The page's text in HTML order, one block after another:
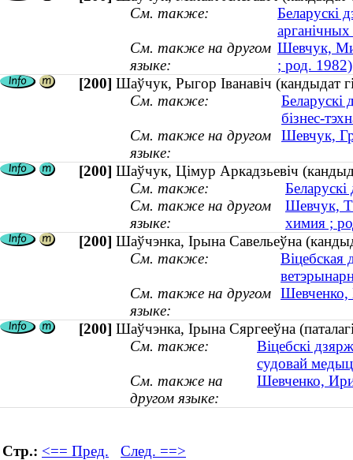
См. также:
Беларускі
См. также на другом
языке:
Шевчук,
; род. 1982)
[200] Шаўчук, Рыгор Іванавіч (кандыдат
См. также:
Беларускі
бізнес-
См. также на другом
языке:
Шевчук,
[200] Шаўчук, Цiмур Аркадзьевiч
См. также:
См. также на другом
языке:
Шевчук,
химия ;
[200] Шаўчэнка, Ірына Савельеўна
См. также:
Віцебская
См. также на другом
языке:
Шевченко,
[200] Шаўчэнка, Ірына Сяргееўна
См. также:
Віцебскі
судовай
См. также на
другом языке:
Шевченко,
Стр.: <== Пред. След. ==>